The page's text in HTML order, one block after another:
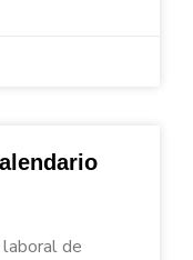
laboral de